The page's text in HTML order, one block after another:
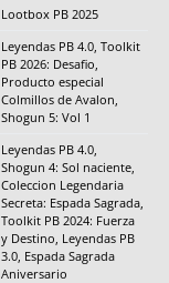
Lootbox PB 2025
Leyendas PB 4.0, Toolkit
PB 2026: Desafio,
Producto especial
Colmillos de Avalon,
Shogun 5: Vol 1
Leyendas PB 4.0,
Shogun 4: Sol naciente,
Coleccion Legendaria
Secreta: Espada Sagrada,
Toolkit PB 2024: Fuerza
y Destino, Leyendas PB
3.0, Espada Sagrada
Aniversario